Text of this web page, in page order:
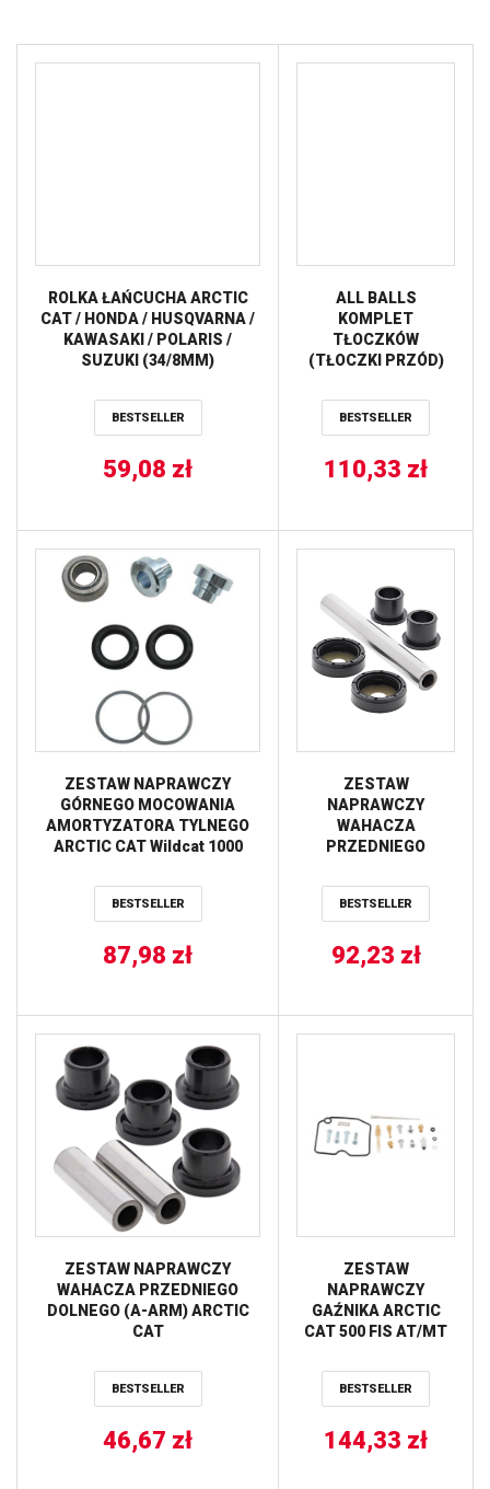
ROLKA ŁAŃCUCHA ARCTIC
CAT / HONDA / HUSQVARNA /
KAWASAKI / POLARIS /
SUZUKI (34/8MM)
BESTSELLER
59,08 zł
ALL BALLS
KOMPLET
TŁOCZKÓW
(TŁOCZKI PRZÓD)
HAMULCOWEGO
ARCTIC CAT 1000
FIS ’05-’09, 700
Diesel ’07-’15,
Prowler 500/1000
’09-’14, Wildcat Trail
’06-’14, 1000 H2
THUNDERCAT ’08-‘1
BESTSELLER
110,33 zł
ZESTAW NAPRAWCZY
GÓRNEGO MOCOWANIA
AMORTYZATORA TYLNEGO
ARCTIC CAT Wildcat 1000
BESTSELLER
87,98 zł
ZESTAW
NAPRAWCZY
WAHACZA
PRZEDNIEGO
ARCTIC CAT
WILDCAT TRAIL / XT
TRAIL 17 ALL BALLS
BESTSELLER
92,23 zł
ZESTAW NAPRAWCZY
WAHACZA PRZEDNIEGO
DOLNEGO (A-ARM) ARCTIC
CAT
ALL BALLS
BESTSELLER
46,67 zł
ZESTAW
NAPRAWCZY
GAŹNIKA ARCTIC
CAT 500 FIS AT/MT
ALL BALLS
BESTSELLER
144,33 zł